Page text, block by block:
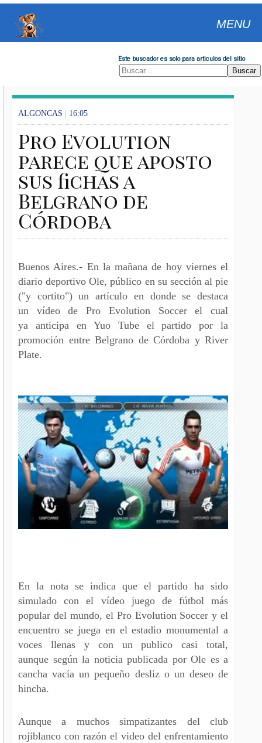
MENU
Este buscador es solo para articulos del sitio
ALGONCAS | 16:05
Pro Evolution
parece que aposto
sus fichas a
Belgrano de
Córdoba
Buenos Aires.- En la mañana de hoy viernes el
diario deportivo Ole, público en su sección al pie
("y cortito") un artículo en donde se destaca
un vídeo de Pro Evolution Soccer el cual
ya anticipa en Yuo Tube el partido por la
promoción entre Belgrano de Córdoba y River
Plate.
En la nota se indica que el partido ha sido
simulado con el vídeo juego de fútbol más
popular del mundo, el Pro Evolution Soccer y el
encuentro se juega en el estadio monumental a
voces llenas y con un publico casi total,
aunque según la noticia publicada por Ole es a
cancha vacía un pequeño desliz o un deseo de
hincha.
Aunque a muchos simpatizantes del club
rojiblanco con razón el video del enfrentamiento